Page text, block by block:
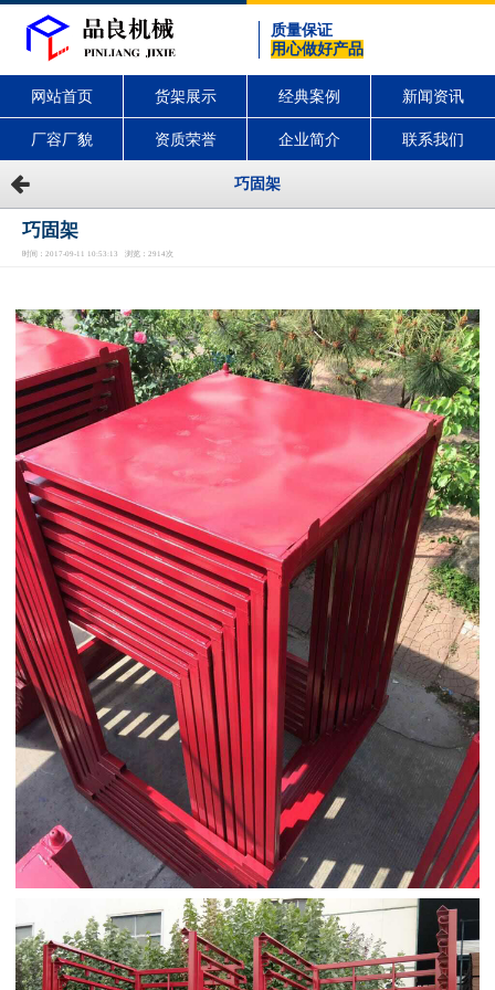
质量保证
用心做好产品
网站首页 货架展示 经典案例 新闻资讯
厂容厂貌 资质荣誉 企业简介 联系我们
巧固架
巧固架
时间：2017-09-11 10:53:13 浏览：2914次